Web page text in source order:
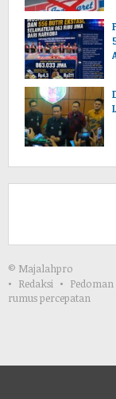
© Majalahpro
Redaksi
rumus percepatan